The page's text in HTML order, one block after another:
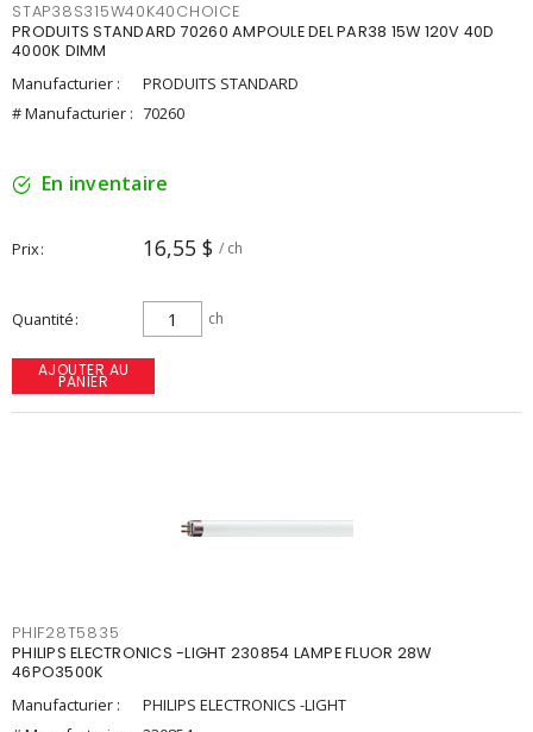
STAP38S315W40K40CHOICE
PRODUITS STANDARD 70260 AMPOULE DEL PAR38 15W 120V 40D
4000K DIMM
Manufacturier :
PRODUITS STANDARD
# Manufacturier : 70260
En inventaire
Prix 16,55 $ / ch
Quantité ch
AJOUTER AU
PANIER
PHIF28T5835
PHILIPS ELECTRONICS -LIGHT 230854 LAMPE FLUOR 28W
46PO3500K
Manufacturier :
PHILIPS ELECTRONICS -LIGHT